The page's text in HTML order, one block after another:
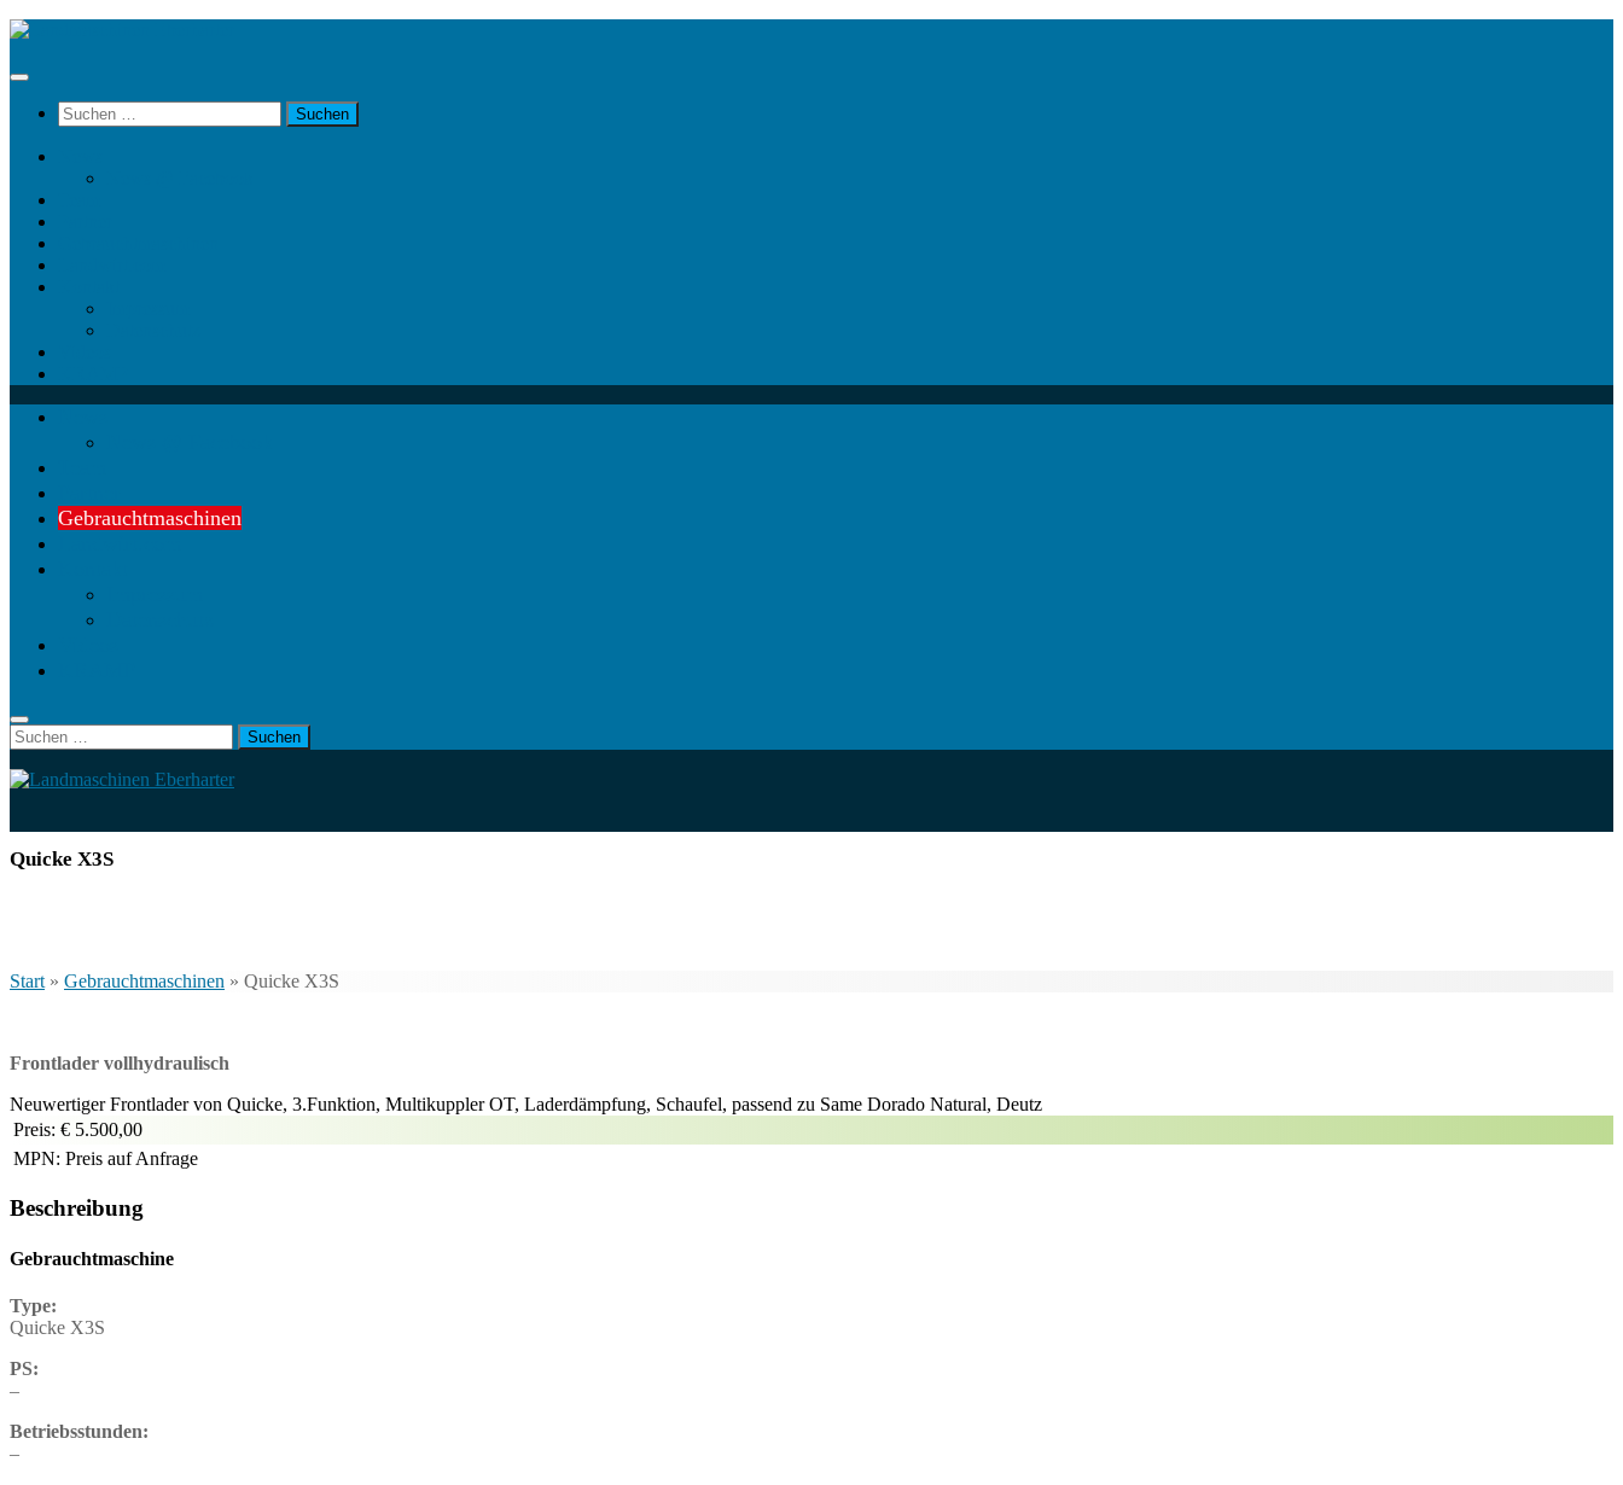
Unter
Inhalt
Suchen
nach:
Gebrauchtmaschinen
Suchen
nach:
Quicke X3S
Start » Gebrauchtmaschinen » Quicke X3S
Frontlader vollhydraulisch
Neuwertiger Frontlader von Quicke, 3.Funktion, Multikuppler OT, Laderdämpfung, Schaufel, passend zu Same Dorado Natural, Deutz
Preis: € 5.500,00
MPN: Preis auf Anfrage
Beschreibung
Gebrauchtmaschine
Type:
Quicke X3S
PS:
–
Betriebsstunden:
–